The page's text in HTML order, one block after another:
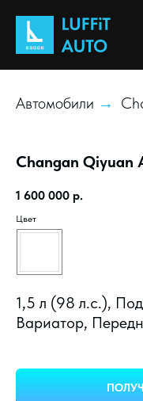
Автомобили →
Changan Qiyuan
1 600 000 р.
Цвет
1,5 л (98 л.с.),
Вариатор,